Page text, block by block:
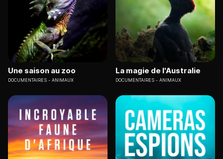
Une saison au zoo
DOCUMENTAIRES ANIMAUX
La magie de l'Australie
DOCUMENTAIRES ANIMAUX